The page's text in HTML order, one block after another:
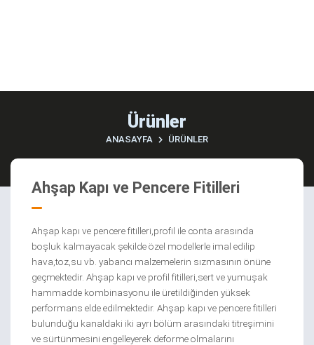
Ürünler
ANASAYFA ÜRÜNLER
Ahşap Kapı ve Pencere Fitilleri
Ahşap kapı ve pencere fitilleri,profil ile conta arasında
boşluk kalmayacak şekilde özel modellerle imal edilip
hava,toz,su vb. yabancı malzemelerin sızmasının önüne
geçmektedir. Ahşap kapı ve profil fitilleri,sert ve yumuşak
hammadde kombinasyonu ile üretildiğinden yüksek
performans elde edilmektedir. Ahşap kapı ve pencere fitilleri
bulunduğu kanaldaki iki ayrı bölüm arasındaki titreşimini
ve sürtünmesini engelleyerek deforme olmalarını